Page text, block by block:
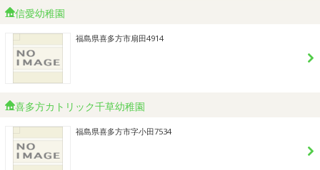
信愛幼稚園
福島県喜多方市扇田4914
喜多方カトリック千草幼稚園
福島県喜多方市字小田7534